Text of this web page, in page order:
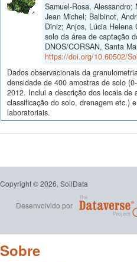
Samuel-Rosa, Alessandro;
Jean Michel; Balbinot,
Diniz; Anjos, Lúcia Helena
solo da área de captação
DNOS/CORSAN, Santa
https://doi.org/10.60502/
Dados observacionais da
densidade de 400 amostras de solo
2012. Inclui a descrição dos locais de
classificação do solo, drenagem etc.)
laboratoriais.
Copyright © 2026, SoilData
Desenvolvido por
Sobre